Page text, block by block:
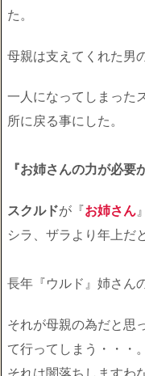
た。
母親は支えてくれた男
一人になってしまった
所に戻る事にした。
『お姉さんの力が必要
スクルドが『お姉さん
シラ、ザラより年上だ
長年『ウルド』姉さん
それが母親の為だと思
て行ってしまう・・・。